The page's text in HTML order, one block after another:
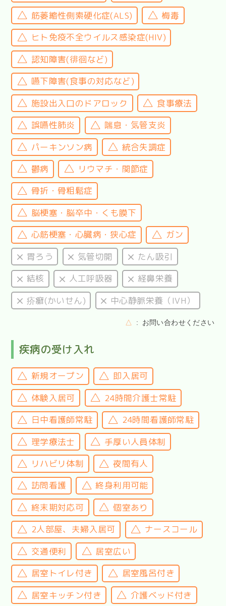
筋萎縮性側索硬化症(ALS)
梅毒
ヒト免疫不全ウイルス感染症(HIV)
認知障害(徘徊など)
嚥下障害(食事の対応など)
施設出入口のドアロック
食事療法
誤嚥性肺炎
喘息・気管支炎
パーキンソン病
統合失調症
鬱病
リウマチ・関節症
骨折・骨粗鬆症
脳梗塞・脳卒中・くも膜下
心筋梗塞・心臓病・狭心症
ガン
胃ろう
気管切開
たん吸引
結核
人工呼吸器
経鼻栄養
疥癬(かいせん)
中心静脈栄養（IVH）
△ お問い合わせください
疾病の受け入れ
新規オープン
即入居可
体験入居可
24時間介護士常駐
日中看護師常駐
24時間看護師常駐
理学療法士
手厚い人員体制
リハビリ体制
夜間有人
訪問看護
終身利用可能
終末期対応可
個室あり
2人部屋、夫婦入居可
ナースコール
交通便利
居室広い
居室トイレ付き
居室風呂付き
居室キッチン付き
介護ベッド付き